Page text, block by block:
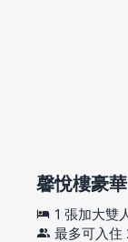
馨悅樓豪
1 張加大雙
最多可入住